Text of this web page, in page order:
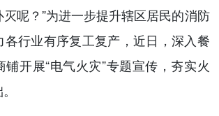
呢？”为进一步提升辖区居民的消防
各行业有序复工复产，近日，深入餐
开展“电气火灾”专题宣传，夯实火